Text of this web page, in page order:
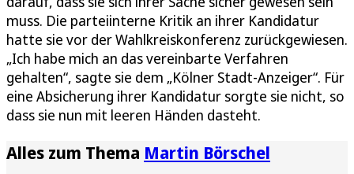
muss. Die parteiinterne Kritik an ihrer Kandidatur
hatte sie vor der Wahlkreiskonferenz zurückgewiesen.
„Ich habe mich an das vereinbarte Verfahren
gehalten“, sagte sie dem „Kölner Stadt-Anzeiger“. Für
eine Absicherung ihrer Kandidatur sorgte sie nicht, so
dass sie nun mit leeren Händen dasteht.
Alles zum Thema Martin Börschel